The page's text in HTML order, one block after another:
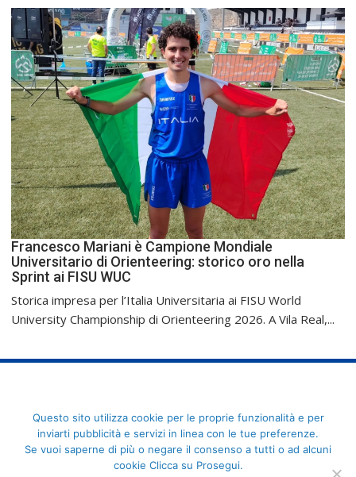
Francesco Mariani è Campione Mondiale
Universitario di Orienteering: storico oro nella
Sprint ai FISU WUC
Storica impresa per l’Italia Universitaria ai FISU World
University Championship di Orienteering 2026. A Vila Real,...
FederCUSI: Federazione Italiana dello Sport Universitario - Via
Angelo Brofferio, 7 - 00195 Roma - C.F. 80109270589
Questo sito utilizza cookie per le proprie funzionalità e per
inviarti pubblicità e servizi in linea con le tue preferenze.
Se vuoi saperne di più o negare il consenso a tutti o ad alcuni
cookie Clicca su Prosegui.